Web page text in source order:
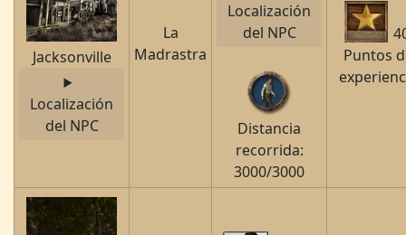
Jacksonville
Localización
del NPC
La
Madrastra
Localización
del NPC
Distancia
recorrida:
3000/3000
Puntos